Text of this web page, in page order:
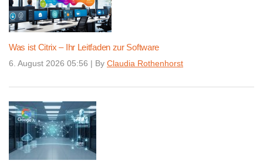
Was ist Citrix – Ihr Leitfaden zur Software
6. August 2026 05:56 | By Claudia Rothenhorst